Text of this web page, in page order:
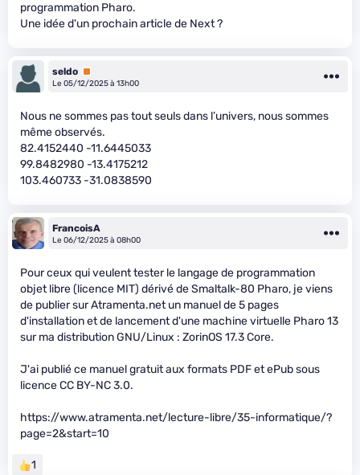
programmation Pharo.
Une idée d'un prochain article de Next ?
seldo Premium
Le 05/12/2025 à 13h00
Nous ne sommes pas tout seuls dans l’univers, nous sommes
même observés.
82.4152440 -11.6445033
99.8482980 -13.4175212
103.460733 -31.0838590
FrancoisA
Le 06/12/2025 à 08h00
Pour ceux qui veulent tester le langage de programmation
objet libre (licence MIT) dérivé de Smaltalk-80 Pharo, je viens
de publier sur Atramenta.net un manuel de 5 pages
d'installation et de lancement d'une machine virtuelle Pharo 13
sur ma distribution GNU/Linux : ZorinOS 17.3 Core.
J'ai publié ce manuel gratuit aux formats PDF et ePub sous
licence CC BY-NC 3.0.
https://www.atramenta.net/lecture-libre/35-informatique/?
page=2&start=10
1